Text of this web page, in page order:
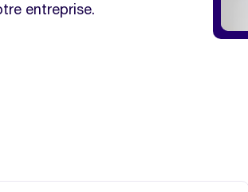
entreprise.